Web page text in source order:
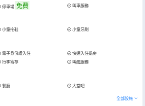
停車場 免費 叫車服務
小童拖鞋 小童牙刷
電子身份證入住
快速入住退房
行李寄存 叫醒服務
餐廳 大堂吧
全部設施